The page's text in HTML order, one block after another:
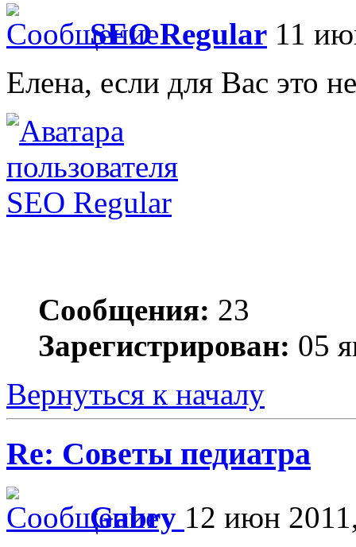
SEO Regular 11
Елена, если для Вас это
SEO Regular
Сообщения: 23
Зарегистрирован: 05
Вернуться к началу
Re: Советы педиатра
Gabry 12 июн